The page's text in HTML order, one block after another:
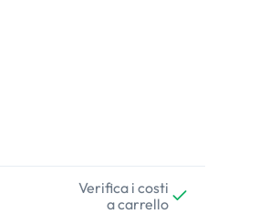
Verifica i costi
a carrello